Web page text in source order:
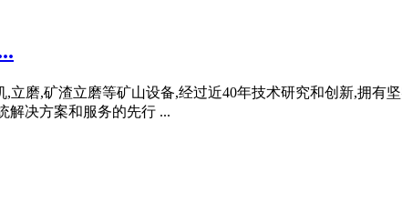
磨,矿渣立磨等矿山设备,经过近40年技术研究和创新,拥有
解决方案和服务的先行 ...